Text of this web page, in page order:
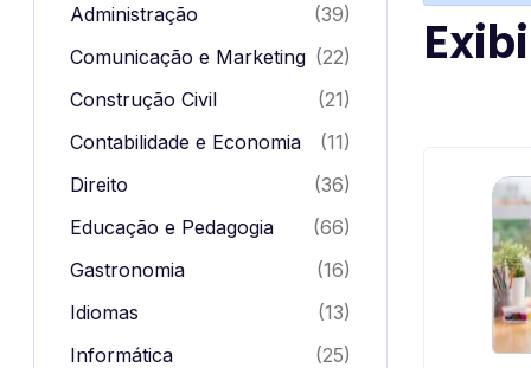
Administração
(39)
Comunicação e Marketing (22)
Construção Civil
(21)
Contabilidade e Economia
(11)
Direito
(36)
Educação e Pedagogia
(66)
Gastronomia
(16)
Idiomas
(13)
Informática
(25)